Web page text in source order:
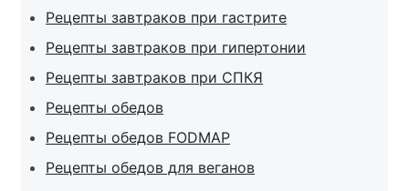
Рецепты завтраков при гастрите
Рецепты завтраков при гипертонии
Рецепты завтраков при СПКЯ
Рецепты обедов
Рецепты обедов FODMAP
Рецепты обедов для веганов